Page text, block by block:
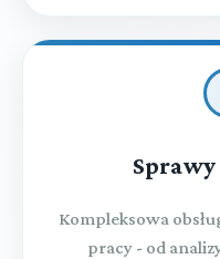
Kompleksowa
pracy - od